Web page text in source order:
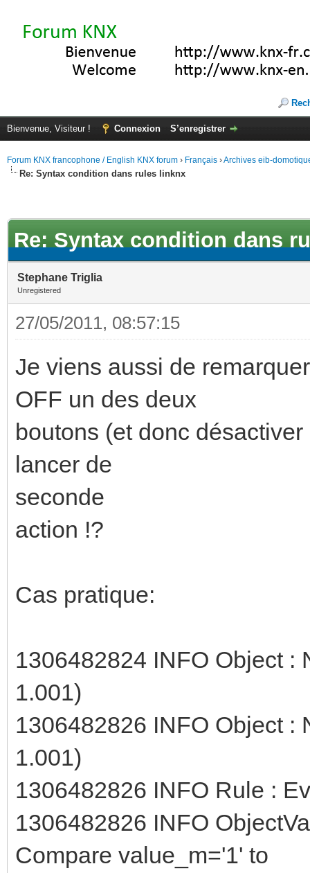
Bienvenue, Visiteur ! Connexion S’enregistrer
Forum KNX francophone / English KNX forum › Français ›Archives eib-
Re: Syntax condition dans rules linknx
Re: Syntax condition dans
Stephane Triglia
Unregistered
27/05/2011, 08:57:15
Je viens aussi de
OFF un des deux
boutons (et donc
lancer de
seconde
action !?
Cas pratique:
1306482824 INFO Object :
1.001)
1306482826 INFO Object :
1.001)
1306482826 INFO Rule :
1306482826 INFO
Compare value_m='1' to